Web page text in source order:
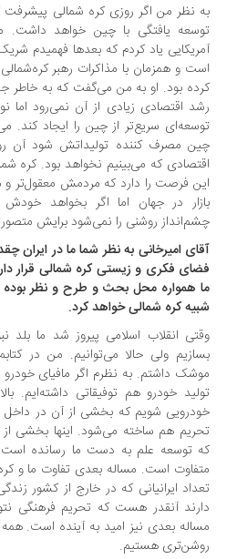
نظر من اگر روزی کره شمالی پیشرفت کند
یافتگی با چین خواهد داشت. من در
یاد کردم که بعدها فهمیدم شریک
و همزمان با مذاکرات رهبر کره‌شمالی و
بود. او به من می‌گفت که به خاطر جمعیت
اقتصادی زیادی از آن نمی‌رود اما نوع
سریع‌تر از چین را ایجاد کند.
مصرف کننده تولیداتش شود آن روز
که می‌بینیم نخواهد بود. کره شمالی
فرصت را دارد که مردمش معقول‌تر و
در جهان اما اگر بخواهد خودش
روشنی را نمی‌شود برایش متصور بود.
امیرخانی به نظر شما ما در ایران چقدر
فکری و زیستی کره شمالی قرار داریم؟
همواره محل بحث و طرح و نظر بوده است
کره شمالی خواهد کرد.
انقلاب اسلامی پیروز شد ما بلد
ولی حالا می‌توانیم. من در کتابم
داشتم. به نظرم اگر مافیای خودرو را
خودرو هم توفیقاتی داشته‌ایم. بالاخره
شویم که بخشی از آن در داخل
هم ساخته می‌شود. اینها بخشی از
توسعه علم به دست ما رسانده است و کره
است. مساله بعدی تفاوت ما و کره در
ایرانیانی که در خارج از کشور زندگی
آنقدر هست که تحریم فرهنگی نتواند
بعدی نیز امید به آینده است. همه ما
هستیم.